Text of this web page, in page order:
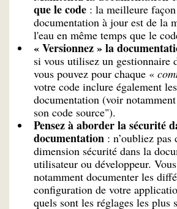
que le code : la meilleure
documentation à jour est de la
l'eau en même temps que le
« Versionnez » la
si vous utilisez un gestionnaire
vous pouvez pour chaque «
votre code inclure également
documentation (voir
son code source").
Pensez à aborder la sécurité
documentation : n’oubliez pas
dimension sécurité dans la
utilisateur ou développeur.
notamment documenter les
configuration de votre
quels sont les réglages les plus